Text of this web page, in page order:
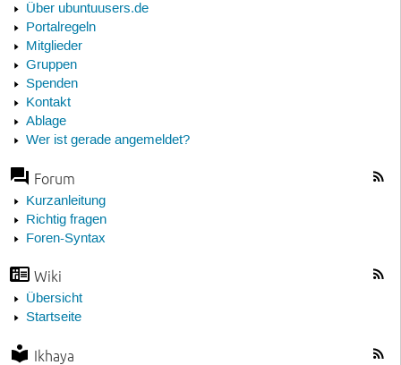
Über ubuntuusers.de
Portalregeln
Mitglieder
Gruppen
Spenden
Kontakt
Ablage
Wer ist gerade angemeldet?
Forum
Kurzanleitung
Richtig fragen
Foren-Syntax
Wiki
Übersicht
Startseite
Ikhaya